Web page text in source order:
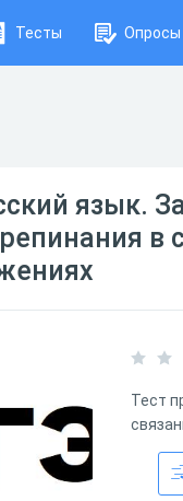
Тесты Опросы
язык.
в
Тест